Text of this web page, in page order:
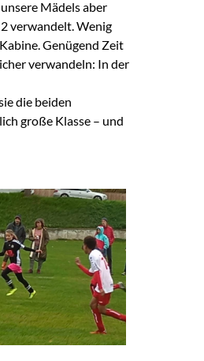
Mädels aber
verwandelt. Wenig
Genügend Zeit
verwandeln: In der
die beiden
große Klasse – und